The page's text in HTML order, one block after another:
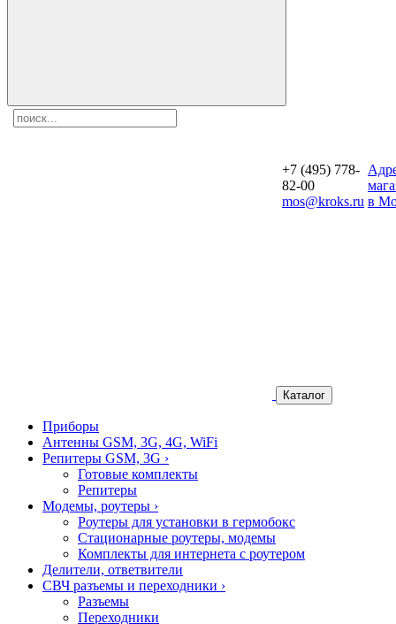
+7 (495) 778-
82-00
mos@kroks.ru в
Каталог
Приборы
Антенны GSM, 3G, 4G, WiFi
Репитеры GSM, 3G ›
Готовые комплекты
Репитеры
Модемы, роутеры ›
Роутеры для установки в гермобокс
Стационарные роутеры, модемы
Комплекты для интернета с роутером
Делители, ответвители
СВЧ разъемы и переходники ›
Разъемы
Переходники